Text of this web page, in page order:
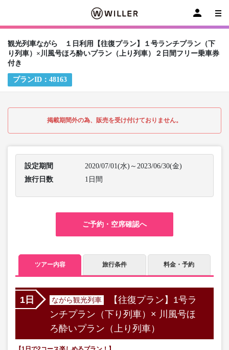
観光列車ながら １日利用【往復プラン】１号ランチプラン（下
り列車）×川風号ほろ酔いプラン（上り列車）２日間フリー乗車券
付き
プランID： 48163
掲載期間外の為、販売を受け付けておりません。
設定期間
2020/07/01(水)～2023/06/30(金)
旅行日数
1日間
ご予約・空席確認へ
ツアー内容 旅行条件 料金・予約
1日 ながら観光列車
【往復プラン】1号ラ
ンチプラン（下り列車）× 川風号ほ
ろ酔いプラン（上り列車）